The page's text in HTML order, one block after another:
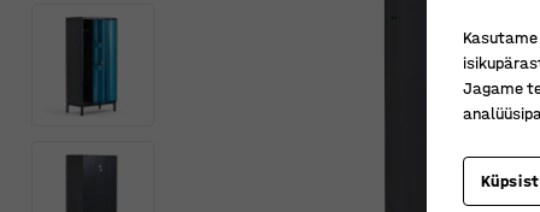
Jagame